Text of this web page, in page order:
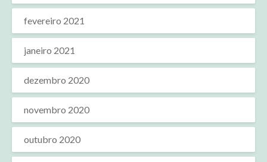
fevereiro 2021
janeiro 2021
dezembro 2020
novembro 2020
outubro 2020